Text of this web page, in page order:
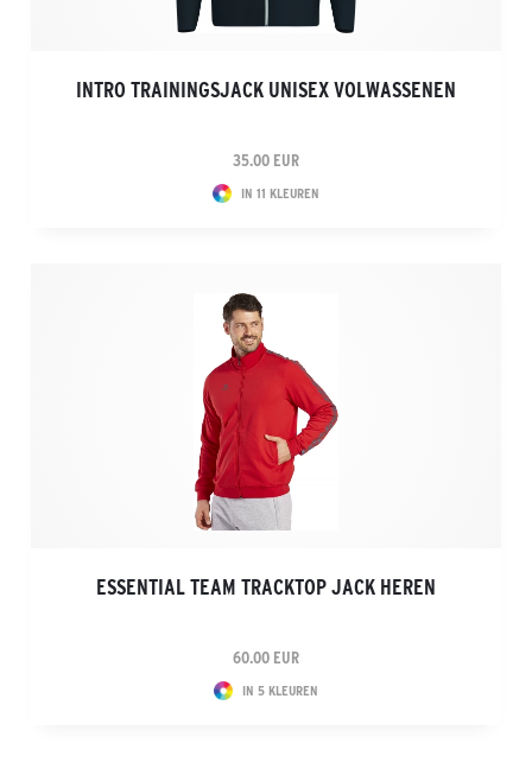
INTRO TRAININGSJACK UNISEX VOLWASSENEN
35.00 EUR
IN 11 KLEUREN
ESSENTIAL TEAM TRACKTOP JACK HEREN
60.00 EUR
IN 5 KLEUREN